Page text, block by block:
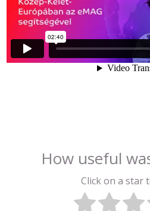
How useful
Click on a star